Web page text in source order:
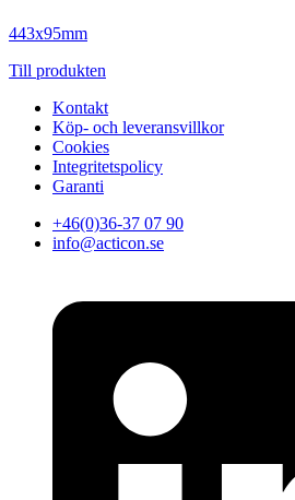
443x95mm
Till produkten
Kontakt
Köp- och leveransvillkor
Cookies
Integritetspolicy
Garanti
+46(0)36-37 07 90
info@acticon.se